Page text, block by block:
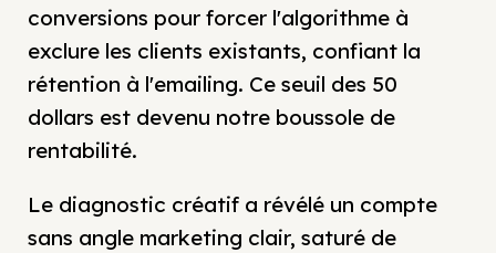
conversions pour forcer l'algorithme à
exclure les clients existants, confiant la
rétention à l'emailing. Ce seuil des 50
dollars est devenu notre boussole de
rentabilité.
Le diagnostic créatif a révélé un compte
sans angle marketing clair, saturé de